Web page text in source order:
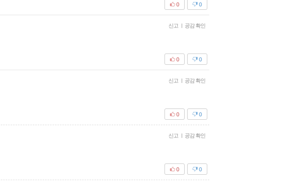
0
0
신고 | 공감 확인
0
0
신고 | 공감 확인
0
0
신고 | 공감 확인
0
0